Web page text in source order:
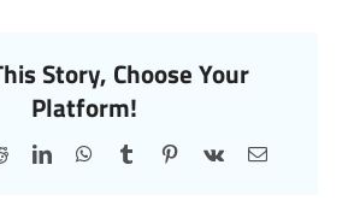
Story, Choose Your
Platform!
RedditLinkedInWhatsApp
TumblrPinterest
Vk
E-